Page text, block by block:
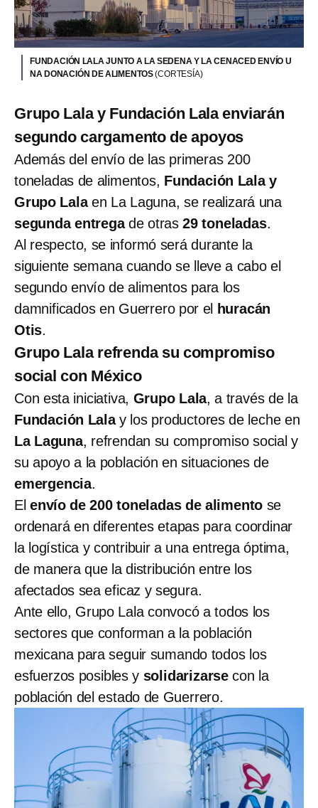
FUNDACIÓN LALA JUNTO A LA SEDENA Y LA CENACED ENVÍO U
NA DONACIÓN DE ALIMENTOS(CORTESÍA)
Grupo Lala y Fundación Lala enviarán
segundo cargamento de apoyos
Además del envío de las primeras 200
toneladas de alimentos, Fundación Lala y
Grupo Lalaen La Laguna, se realizará una
segunda entregade otras29 toneladas.
Al respecto, se informó será durante la
siguiente semana cuando se lleve a cabo el
segundo envío de alimentos para los
damnificados en Guerrero por el huracán
Otis.
Grupo Lala refrenda su compromiso
social con México
Con esta iniciativa, Grupo Lala, a través de la
Fundación Lalay los productores de leche en
La Laguna, refrendan su compromiso social y
su apoyo a la población en situaciones de
emergencia.
El envío de 200 toneladas de alimento se
ordenará en diferentes etapas para coordinar
la logística y contribuir a una entrega óptima,
de manera que la distribución entre los
afectados sea eficaz y segura.
Ante ello, Grupo Lala convocó a todos los
sectores que conforman a la población
mexicana para seguir sumando todos los
esfuerzos posibles y solidarizarse con la
población del estado de Guerrero.